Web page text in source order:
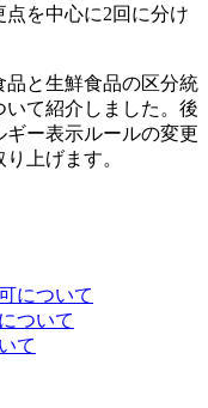
点を中心に2回に分け
品と生鮮食品の区分統
て紹介しました。後
ー表示ルールの変更
上げます。
について
ついて
て